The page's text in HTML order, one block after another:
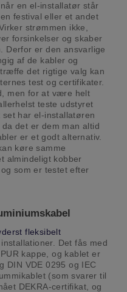
en el-installatør står
festival eller et andet
strømmen ikke,
forsinkelser og skaber
Derfor er den ansvarlige
af de kabler og
det rigtige valg kan
test og certifikater.
men for at være helt
teste udstyret
har el-installatøren
det er dem man altid
er et godt alternativ.
køre samme
almindeligt kobber
som er testet efter
fleksibelt
Det fås med
kappe, og kablet er
DIN VDE 0295 og IEC
(som svarer til
DEKRA-certifikat, og